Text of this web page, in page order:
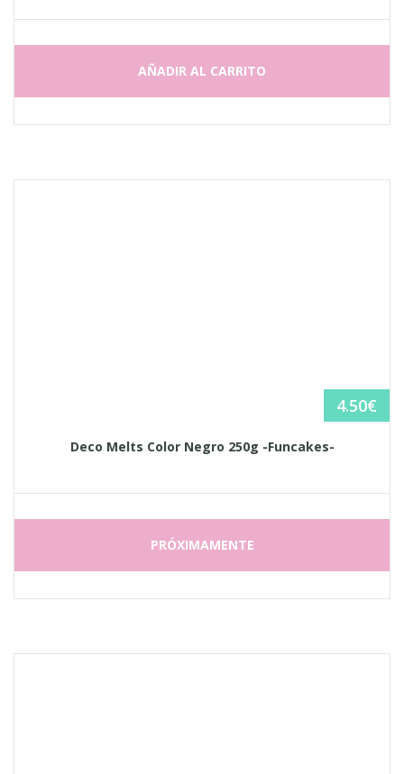
AÑADIR AL CARRITO
4.50€
Deco Melts Color Negro 250g -Funcakes-
PRÓXIMAMENTE